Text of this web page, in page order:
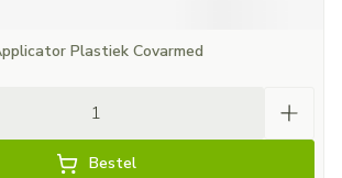
Plastiek Covarmed
Bestel